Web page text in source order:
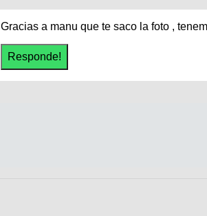
Gracias a manu que te saco la foto ,